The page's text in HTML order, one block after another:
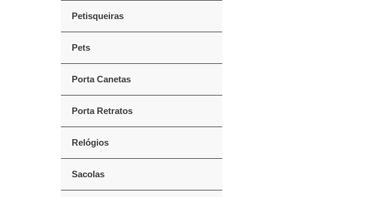
Petisqueiras
Pets
Porta Canetas
Porta Retratos
Relógios
Sacolas